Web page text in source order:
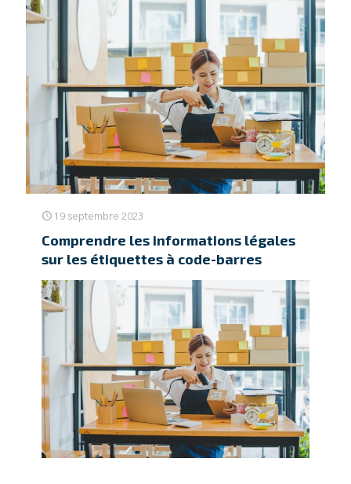
19 septembre 2023
Comprendre les informations légales
sur les étiquettes à code-barres